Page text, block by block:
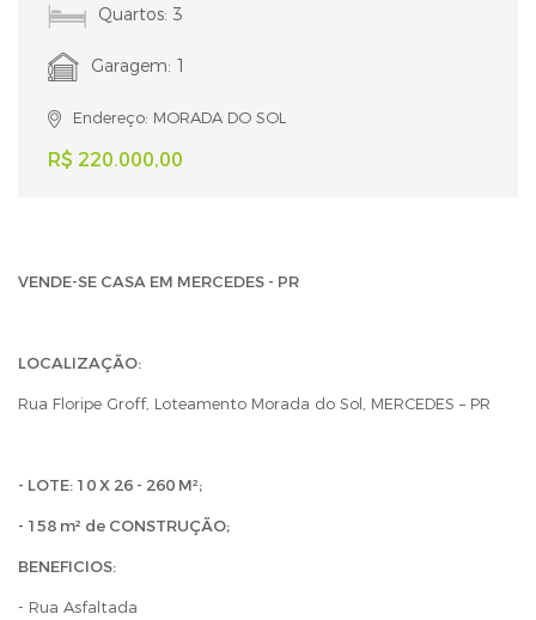
Quartos: 3
Garagem: 1
Endereço: MORADA DO SOL
R$ 220.000,00
VENDE-SE CASA EM MERCEDES - PR
LOCALIZAÇÃO:
Rua Floripe Groff, Loteamento Morada do Sol, MERCEDES – PR
- LOTE: 10 X 26 - 260 M²;
- 158 m² de CONSTRUÇÃO;
BENEFICIOS:
- Rua Asfaltada